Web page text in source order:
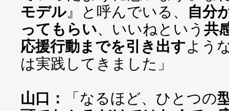
モデル』と呼んでいる、
自分
ってもらい、いいねという 共
応援行動までを引き出すよう
は実践してきました」
山口： 「なるほど、ひとつの